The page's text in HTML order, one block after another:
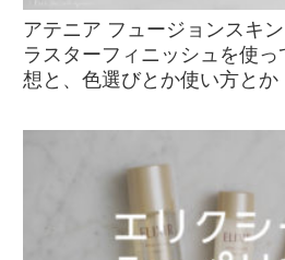
アテニア フュージョンスキ
ラスターフィニッシュを使
想と、色選びとか使い方とか